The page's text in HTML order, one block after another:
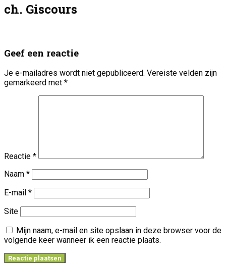
ch. Giscours
Geef een reactie
Je e-mailadres wordt niet gepubliceerd. Vereiste velden zijn
gemarkeerd met *
Reactie *
Naam *
E-mail *
Site
Mijn naam, e-mail en site opslaan in deze browser voor de
volgende keer wanneer ik een reactie plaats.